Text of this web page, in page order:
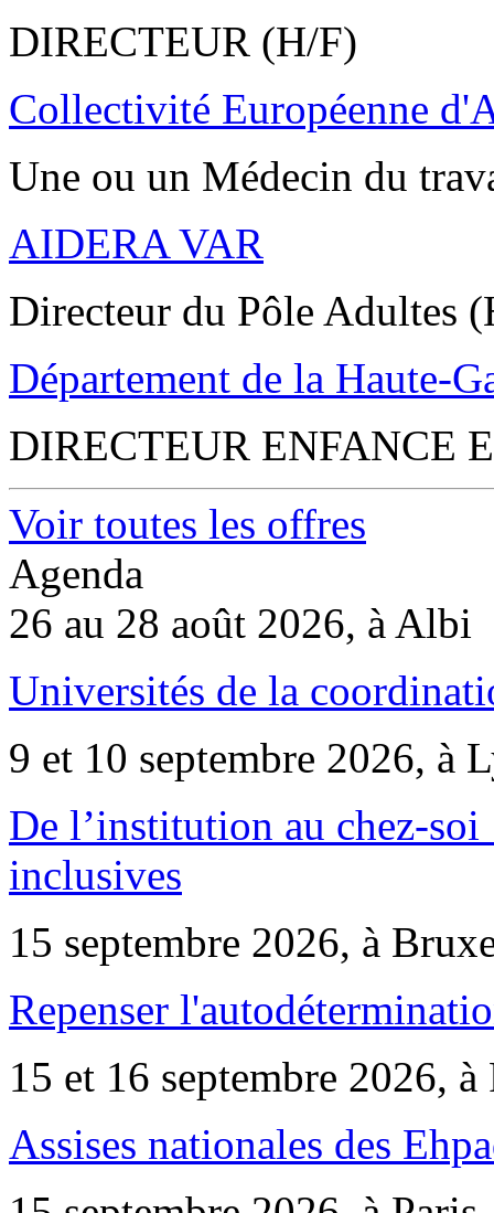
DIRECTEUR (H/F)
Collectivité Européenne
Une ou un Médecin du
AIDERA VAR
Directeur du Pôle Adultes
Département de la Haute-
DIRECTEUR ENFANCE
Voir toutes les offres
Agenda
26 au 28 août 2026, à Albi
Universités de la
9 et 10 septembre 2026, à
De l’institution au chez-
inclusives
15 septembre 2026, à
Repenser
15 et 16 septembre 2026, à
Assises nationales des